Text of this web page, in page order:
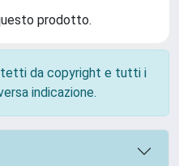
prodotto.
da copyright e tutti i
indicazione.